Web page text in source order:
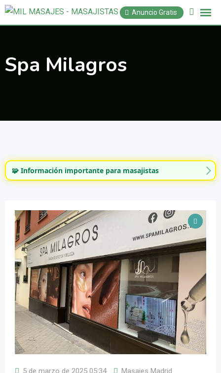
Saltar
Anuncio Gratis
Spa Milagros
🧩 Información importante para masajistas
5 de marzo de 2025 05:34 Masajes Madrid